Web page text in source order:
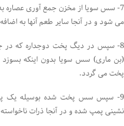
7- سس سویا از مخزن جمع آوری عصاره
می شود و در آنجا سایر طعم آنها به
8- سپس در دیگ پخت دوجداره که در
(بن ماری) سس سویا بدون اینکه بسوزد
پخت می گردد.
9- سپس سس پخت شده بوسیله یک
نشینی پمپ شده و در آنجا ذرات